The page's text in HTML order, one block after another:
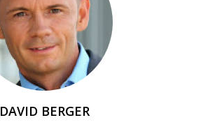
DAVID BERGER